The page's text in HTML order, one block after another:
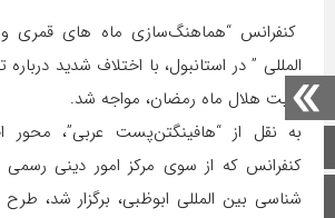
صفحه اصلی
اینستاگرام
کنفرانس “هماهنگ‌سازی ماه های قمری
المللی ” در استانبول، با اختلاف شدید
رؤیت هلال ماه رمضان، مواجه شد.
به نقل از “هافینگتن‌پست عربی”، محور
کنفرانس که از سوی مرکز امور دینی رسمی
شناسی بین المللی ابوظبی، برگزار شد،